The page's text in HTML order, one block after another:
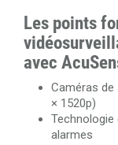
Les points
avec
Caméras de
× 1520p)
alarmes